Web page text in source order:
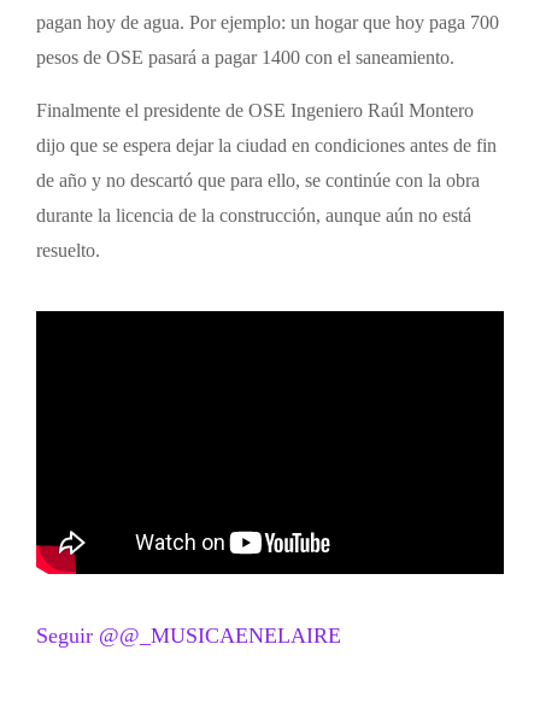
pagan hoy de agua. Por ejemplo: un hogar que hoy paga 700
pesos de OSE pasará a pagar 1400 con el saneamiento.
Finalmente el presidente de OSE Ingeniero Raúl Montero
dijo que se espera dejar la ciudad en condiciones antes de fin
de año y no descartó que para ello, se continúe con la obra
durante la licencia de la construcción, aunque aún no está
resuelto.
Seguir @@_MUSICAENELAIRE